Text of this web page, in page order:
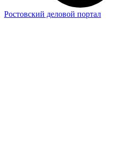
Ростовский деловой портал